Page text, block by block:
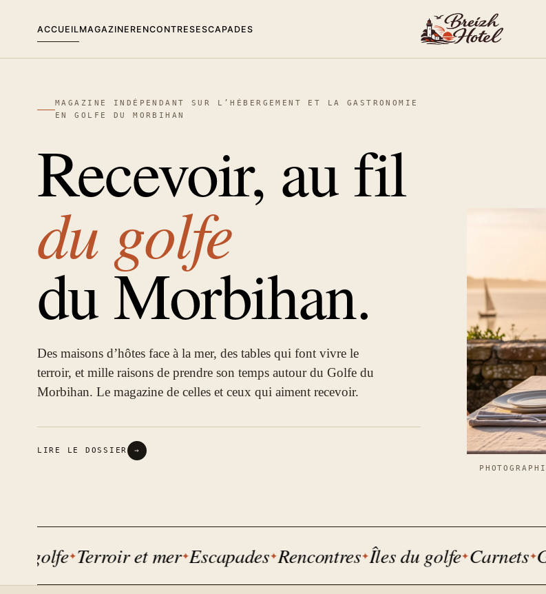
contenu
ACCUEIL MAGAZINE RENCONTRESESCAPADES
MAGAZINE INDÉPENDANT SUR L’HÉBERGEMENT ET LA GASTRONOMIE
EN GOLFE DU MORBIHAN
Recevoir, au fil
du golfe
du Morbihan.
Des maisons d’hôtes face à la mer, des tables qui font vivre le
terroir, et mille raisons de prendre son temps autour du Golfe du
Morbihan. Le magazine de celles et ceux qui aiment recevoir.
LIRE LE DOSSIER →
Terroir et mer Escapades Rencontres Îles du golfe Carnets